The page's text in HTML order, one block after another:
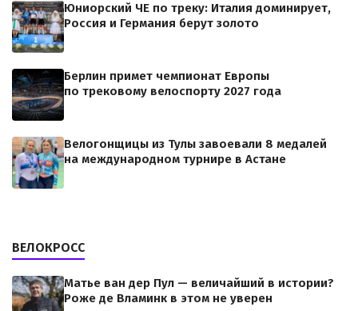
Юниорский ЧЕ по треку: Италия доминирует,
Россия и Германия берут золото
Берлин примет чемпионат Европы
по трековому велоспорту 2027 года
Велогонщицы из Тулы завоевали 8 медалей
на международном турнире в Астане
ВЕЛОКРОСС
Матье ван дер Пул — величайший в истории?
Роже де Вламинк в этом не уверен